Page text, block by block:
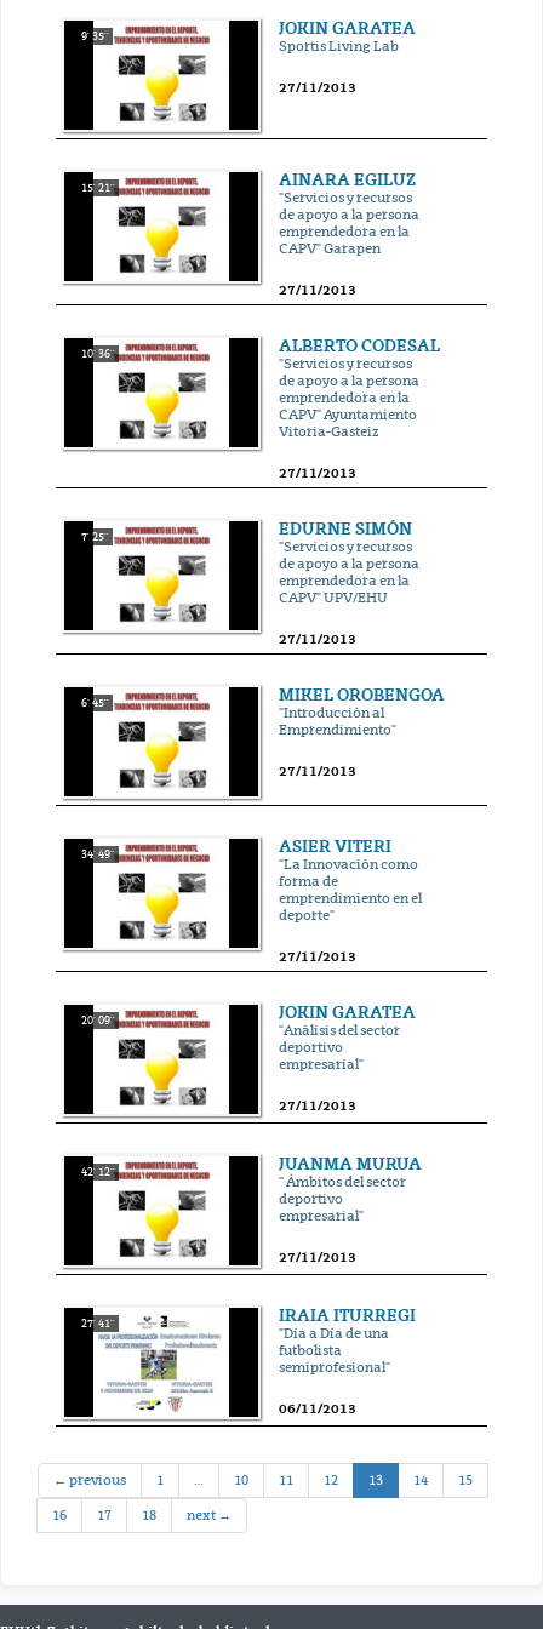
9' 35'' JOKIN GARATEA
Sportis Living Lab
27/11/2013
15' 21'' AINARA EGILUZ
"Servicios y recursos
de apoyo a la persona
emprendedora en la
CAPV" Garapen
27/11/2013
10' 36'' ALBERTO CODESAL
"Servicios y recursos
de apoyo a la persona
emprendedora en la
CAPV" Ayuntamiento
Vitoria-Gasteiz
27/11/2013
7' 25'' EDURNE SIMÓN
"Servicios y recursos
de apoyo a la persona
emprendedora en la
CAPV" UPV/EHU
27/11/2013
6' 45'' MIKEL OROBENGOA
"Introducción al
Emprendimiento"
27/11/2013
34' 49'' ASIER VITERI
"La Innovación como
forma de
emprendimiento en el
deporte"
27/11/2013
20' 09'' JOKIN GARATEA
"Análisis del sector
deportivo
empresarial"
27/11/2013
42' 12'' JUANMA MURUA
" Ámbitos del sector
deportivo
empresarial"
27/11/2013
27' 41'' IRAIA ITURREGI
"Día a Día de una
futbolista
semiprofesional"
06/11/2013
← previous 1 … 10 11 12 13(current)
14 15
16 17 18 next →